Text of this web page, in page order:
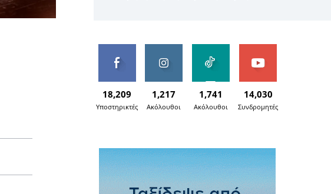
18,209
Υποστηρικτές
1,217
Ακόλουθοι
1,741
Ακόλουθοι
14,030
Συνδρομητές